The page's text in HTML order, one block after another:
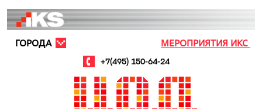
МЕРОПРИЯТИЯ ИКС
+7(495) 150-64-24
ГОРОДА